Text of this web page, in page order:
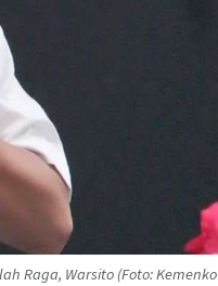
Raga, Warsito (Foto: Kemenko